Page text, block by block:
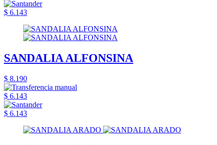
$ 6.143
SANDALIA ALFONSINA
$ 8.190
$ 6.143
$ 6.143